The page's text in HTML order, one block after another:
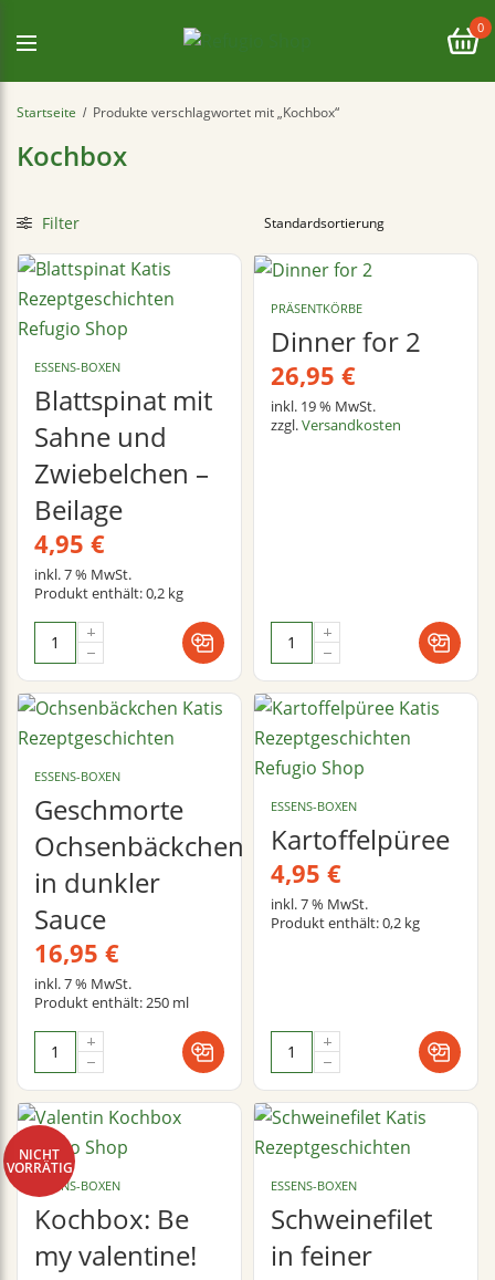
0
Startseite / Produkte verschlagwortet mit „Kochbox“
Kochbox
Filter
ESSENS-BOXEN
Blattspinat mit
Sahne und
Zwiebelchen –
Beilage
4,95 €
inkl. 7 % MwSt.
Produkt enthält: 0,2 kg
PRÄSENTKÖRBE
Dinner for 2
26,95 €
inkl. 19 % MwSt.
zzgl.Versandkosten
ESSENS-BOXEN
Geschmorte
Ochsenbäckchen
in dunkler
Sauce
16,95 €
inkl. 7 % MwSt.
Produkt enthält: 250 ml
ESSENS-BOXEN
Kartoffelpüree
4,95 €
inkl. 7 % MwSt.
Produkt enthält: 0,2 kg
NICHT
VORRÄTIG
ESSENS-BOXEN
Kochbox: Be
my valentine!
ESSENS-BOXEN
Schweinefilet
in feiner